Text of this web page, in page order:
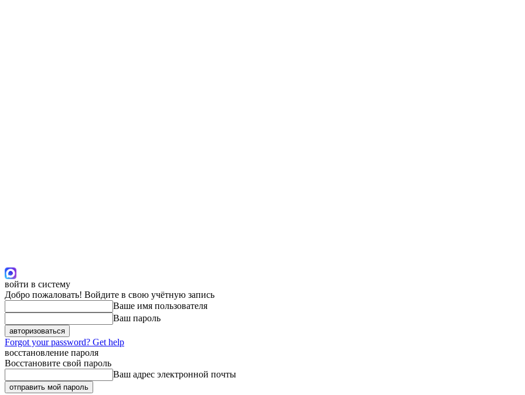
войти в систему
Добро пожаловать! Войдите в свою учётную запись
Ваше имя пользователя
Ваш пароль
Forgot your password? Get help
восстановление пароля
Восстановите свой пароль
Ваш адрес электронной почты